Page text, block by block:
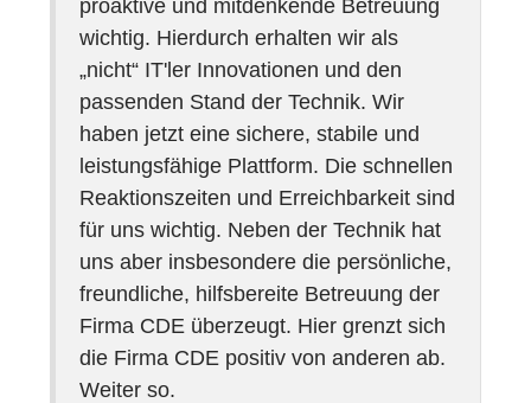
proaktive und mitdenkende Betreuung
wichtig. Hierdurch erhalten wir als
„nicht“ IT'ler Innovationen und den
passenden Stand der Technik. Wir
haben jetzt eine sichere, stabile und
leistungsfähige Plattform. Die schnellen
Reaktionszeiten und Erreichbarkeit sind
für uns wichtig. Neben der Technik hat
uns aber insbesondere die persönliche,
freundliche, hilfsbereite Betreuung der
Firma CDE überzeugt. Hier grenzt sich
die Firma CDE positiv von anderen ab.
Weiter so.